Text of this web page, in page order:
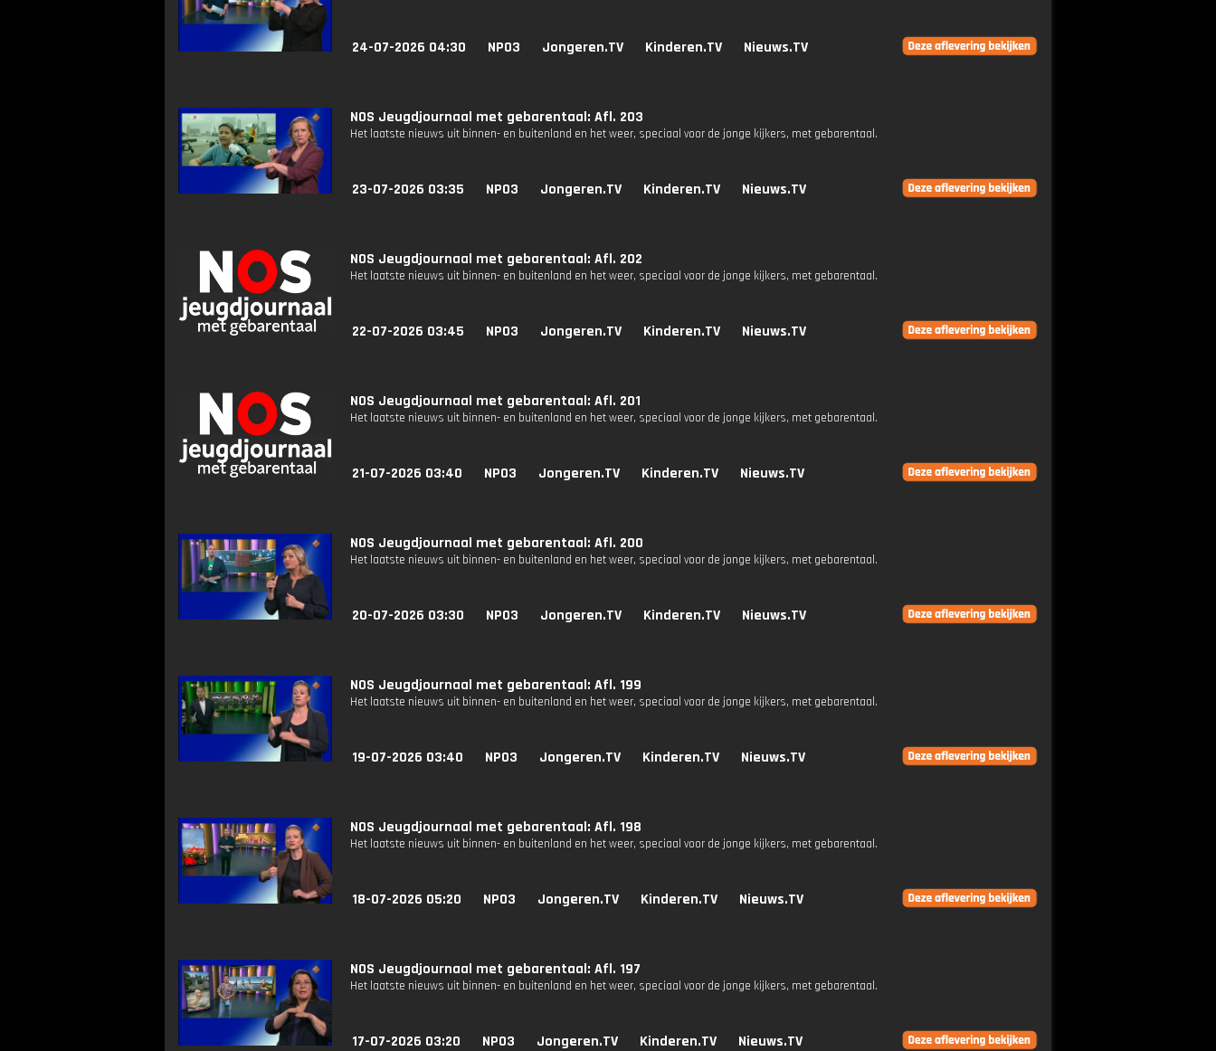
24-07-2026 04:30 NPO3 Jongeren.TV Kinderen.TV Nieuws.TV
NOS Jeugdjournaal met gebarentaal: Afl. 203
Het laatste nieuws uit binnen- en buitenland en het weer, speciaal voor de jonge kijkers, met gebarentaal.
23-07-2026 03:35 NPO3 Jongeren.TV Kinderen.TV Nieuws.TV
NOS Jeugdjournaal met gebarentaal: Afl. 202
Het laatste nieuws uit binnen- en buitenland en het weer, speciaal voor de jonge kijkers, met gebarentaal.
22-07-2026 03:45 NPO3 Jongeren.TV Kinderen.TV Nieuws.TV
NOS Jeugdjournaal met gebarentaal: Afl. 201
Het laatste nieuws uit binnen- en buitenland en het weer, speciaal voor de jonge kijkers, met gebarentaal.
21-07-2026 03:40 NPO3 Jongeren.TV Kinderen.TV Nieuws.TV
NOS Jeugdjournaal met gebarentaal: Afl. 200
Het laatste nieuws uit binnen- en buitenland en het weer, speciaal voor de jonge kijkers, met gebarentaal.
20-07-2026 03:30 NPO3 Jongeren.TV Kinderen.TV Nieuws.TV
NOS Jeugdjournaal met gebarentaal: Afl. 199
Het laatste nieuws uit binnen- en buitenland en het weer, speciaal voor de jonge kijkers, met gebarentaal.
19-07-2026 03:40 NPO3 Jongeren.TV Kinderen.TV Nieuws.TV
NOS Jeugdjournaal met gebarentaal: Afl. 198
Het laatste nieuws uit binnen- en buitenland en het weer, speciaal voor de jonge kijkers, met gebarentaal.
18-07-2026 05:20 NPO3 Jongeren.TV Kinderen.TV Nieuws.TV
NOS Jeugdjournaal met gebarentaal: Afl. 197
Het laatste nieuws uit binnen- en buitenland en het weer, speciaal voor de jonge kijkers, met gebarentaal.
17-07-2026 03:20 NPO3 Jongeren.TV Kinderen.TV Nieuws.TV